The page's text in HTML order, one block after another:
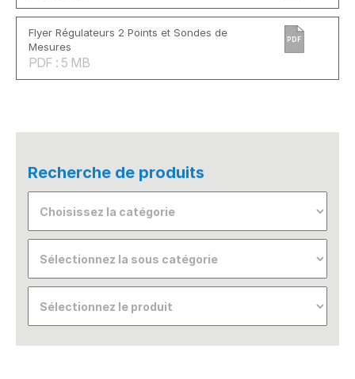
Flyer Régulateurs 2 Points et Sondes de
Mesures
PDF : 5 MB
PDF
Recherche de produits